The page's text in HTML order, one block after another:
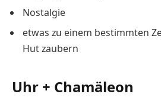
Nostalgie
etwas zu einem bestimmten
Hut zaubern
Uhr + Chamäleon